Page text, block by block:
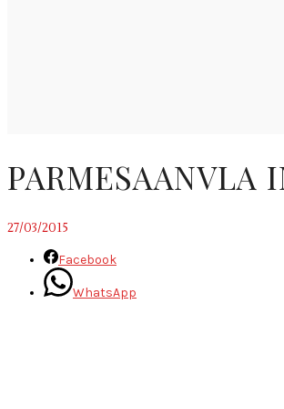
PARMESAANVLA
27/03/2015
Facebook
WhatsApp